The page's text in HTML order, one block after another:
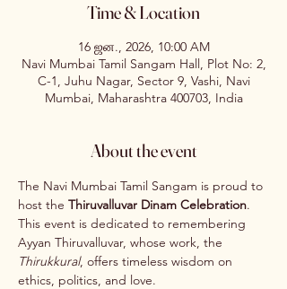
Time & Location
16 ஜன., 2026, 10:00 AM
Navi Mumbai Tamil Sangam Hall, Plot No: 2,
C-1, Juhu Nagar, Sector 9, Vashi, Navi
Mumbai, Maharashtra 400703, India
About the event
The Navi Mumbai Tamil Sangam is proud to
host the Thiruvalluvar Dinam Celebration.
This event is dedicated to remembering
Ayyan Thiruvalluvar, whose work, the
Thirukkural, offers timeless wisdom on
ethics, politics, and love.